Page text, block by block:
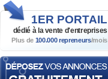
1ER PORTAIL
dédié à la vente d'entreprises
Plus de 100.000 repreneurs/mois